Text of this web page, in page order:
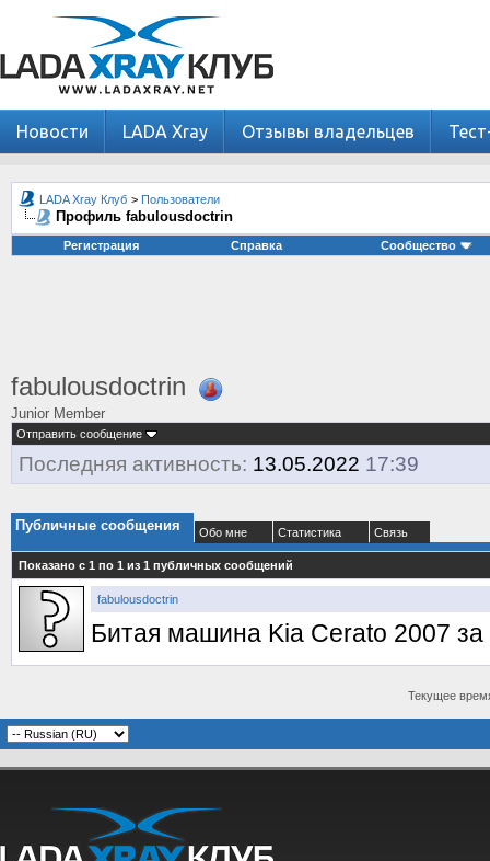
Новости LADA Xray Отзывы владельцев
LADA Xray Клуб > Пользователи
Профиль fabulousdoctrin
Регистрация Справка Сообщество
fabulousdoctrin
Junior Member
Отправить сообщение
Последняя активность: 13.05.2022 17:39
Публичные сообщения Обо мне Статистика Связь
Показано с 1 по 1 из 1 публичных сообщений
fabulousdoctrin
Битая машина Kia Cerato 2007
Текущее